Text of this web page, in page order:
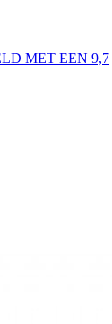
MET EEN 9,7